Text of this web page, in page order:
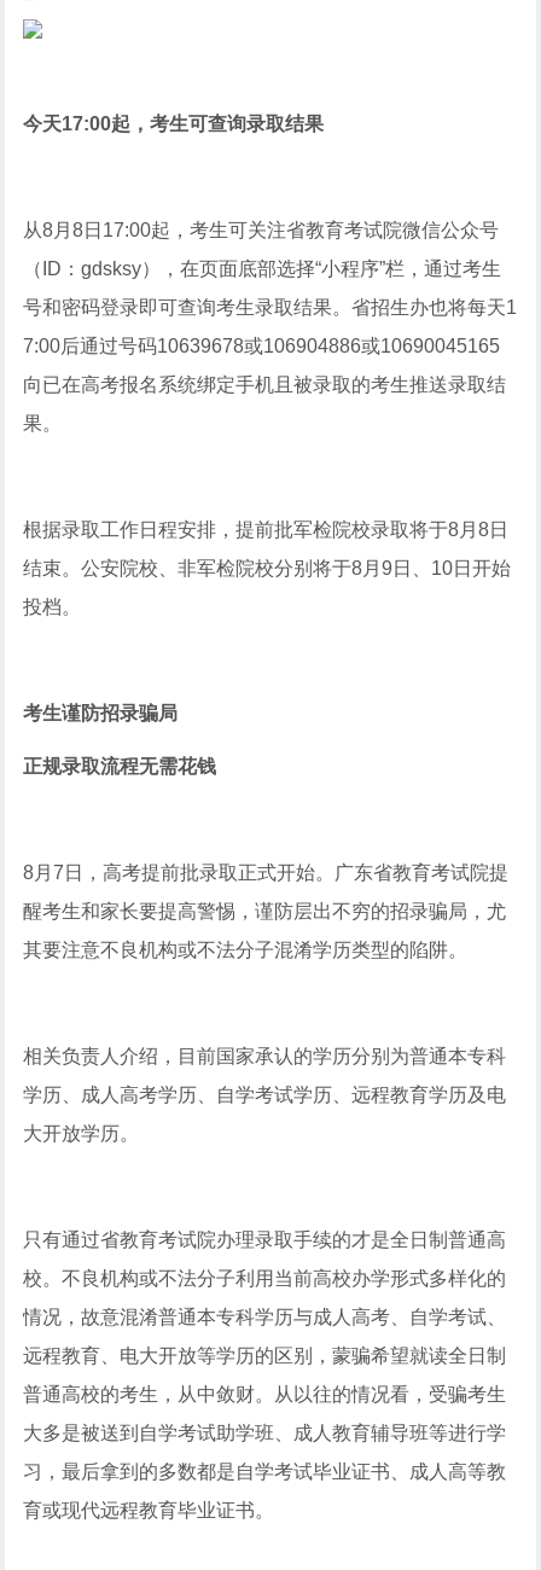
今天17:00起，考生可查询录取结果
从8月8日17:00起，考生可关注省教育考试院微信公众号
（ID：gdsksy），在页面底部选择“小程序”栏，通过考生
号和密码登录即可查询考生录取结果。省招生办也将每天1
7:00后通过号码10639678或106904886或10690045165
向已在高考报名系统绑定手机且被录取的考生推送录取结
果。
根据录取工作日程安排，提前批军检院校录取将于8月8日
结束。公安院校、非军检院校分别将于8月9日、10日开始
投档。
考生谨防招录骗局
正规录取流程无需花钱
8月7日，高考提前批录取正式开始。广东省教育考试院提
醒考生和家长要提高警惕，谨防层出不穷的招录骗局，尤
其要注意不良机构或不法分子混淆学历类型的陷阱。
相关负责人介绍，目前国家承认的学历分别为普通本专科
学历、成人高考学历、自学考试学历、远程教育学历及电
大开放学历。
只有通过省教育考试院办理录取手续的才是全日制普通高
校。不良机构或不法分子利用当前高校办学形式多样化的
情况，故意混淆普通本专科学历与成人高考、自学考试、
远程教育、电大开放等学历的区别，蒙骗希望就读全日制
普通高校的考生，从中敛财。从以往的情况看，受骗考生
大多是被送到自学考试助学班、成人教育辅导班等进行学
习，最后拿到的多数都是自学考试毕业证书、成人高等教
育或现代远程教育毕业证书。